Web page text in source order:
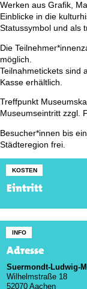
Werken aus Grafik,
Einblicke in die
Statussymbol und als
Die
möglich.
Teilnahmetickets sind
Kasse erhältlich.
Treffpunkt
Museumseintritt zzgl.
Besucher*innen bis
Städteregion frei.
KOSTEN
Eintritt
INFO
Adresse
Suermondt-Ludwig-
Wilhelmstraße 18
52070 Aachen